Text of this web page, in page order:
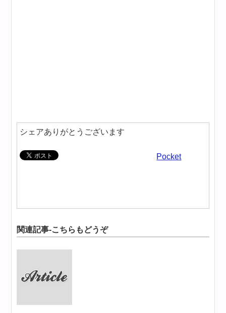
シェアありがとうございます
Pocket
関連記事-こちらもどうぞ